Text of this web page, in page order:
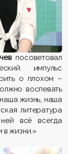
посоветовал
импульс
о плохом –
воспевать
жизнь, наша
литература
всё всегда
в жизни.»